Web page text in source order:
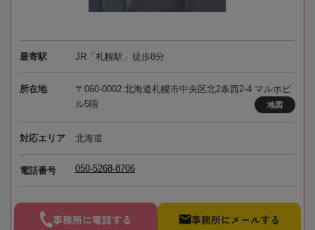
最寄駅 JR「札幌駅」徒歩8分
所在地
〒060-0002 北海道札幌市中央区北2条西2-4 マルホビ
ル5階
地図
対応エリア 北海道
電話番号 050-5268-8706
事務所に電話する 事務所にメールする